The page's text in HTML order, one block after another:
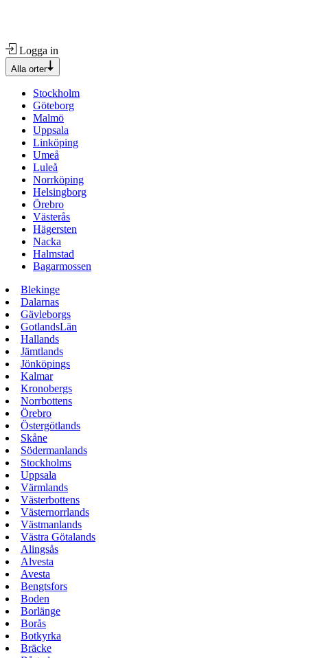
Logga in
Alla orter
Stockholm
Göteborg
Malmö
Uppsala
Linköping
Umeå
Luleå
Norrköping
Helsingborg
Örebro
Västerås
Hägersten
Nacka
Halmstad
Bagarmossen
Blekinge
Dalarnas
Gävleborgs
GotlandsLän
Hallands
Jämtlands
Jönköpings
Kalmar
Kronobergs
Norrbottens
Örebro
Östergötlands
Skåne
Södermanlands
Stockholms
Uppsala
Värmlands
Västerbottens
Västernorrlands
Västmanlands
Västra Götalands
Alingsås
Alvesta
Avesta
Bengtsfors
Boden
Borlänge
Borås
Botkyrka
Bräcke